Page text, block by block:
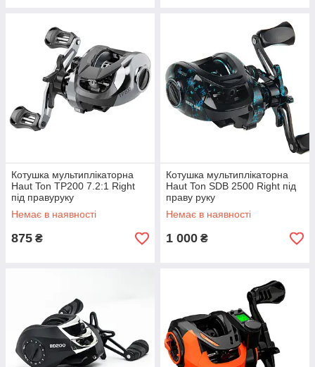
Котушка мультиплікаторна
Haut Ton TP200 7.2:1 Right
під правуруку
Немає в наявності
875 ₴
Котушка мультиплікаторна
Haut Ton SDB 2500 Right під
праву руку
Немає в наявності
1 000 ₴